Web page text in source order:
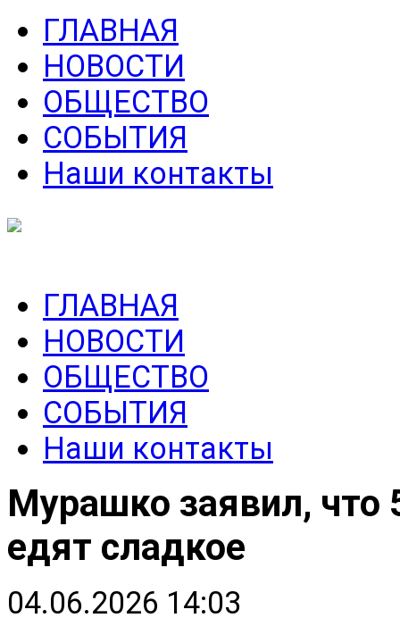
ГЛАВНАЯ
НОВОСТИ
ОБЩЕСТВО
СОБЫТИЯ
Наши контакты
ГЛАВНАЯ
НОВОСТИ
ОБЩЕСТВО
СОБЫТИЯ
Наши контакты
Мурашко заявил, что
едят сладкое
04.06.2026 14:03